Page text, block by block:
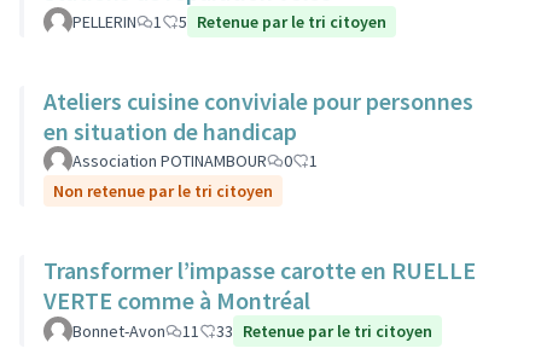
PELLERIN 1 5 Retenue par le tri citoyen
Ateliers cuisine conviviale pour personnes
en situation de handicap
Association POTINAMBOUR 0
1
Non retenue par le tri citoyen
Transformer l’impasse carotte en RUELLE
VERTE comme à Montréal
Bonnet-Avon 11 33 Retenue par le tri citoyen